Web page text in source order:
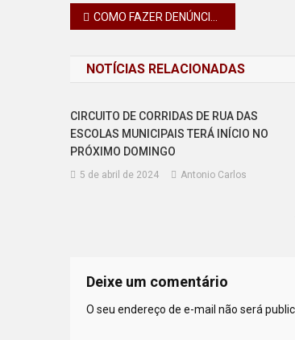
Navegação
Post
COMO FAZER DENÚNCIAS: FORÇAS DE SEGURANÇA TÊM CANAIS EXCLUSIVOS DE COMBATE AO CRIME
NOTÍCIAS RELACIONADAS
CIRCUITO DE CORRIDAS DE RUA DAS
ESCOLAS MUNICIPAIS TERÁ INÍCIO NO
PRÓXIMO DOMINGO
5 de abril de 2024 Antonio Carlos
Deixe um comentário
O seu endereço de e-mail não será